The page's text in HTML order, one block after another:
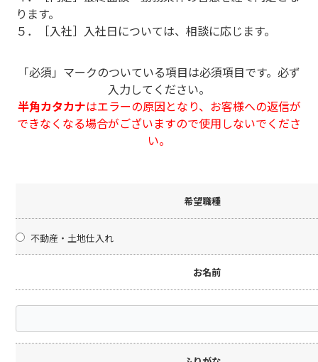
ります。
５．［入社］入社日については、相談に応じます。
「必須」マークのついている項目は必須項目です。必ず
入力してください。
半角カタカナはエラーの原因となり、お客様への返信が
できなくなる場合がございますので使用しないでくださ
い。
希望職種
不動産・土地仕入れ
お名前